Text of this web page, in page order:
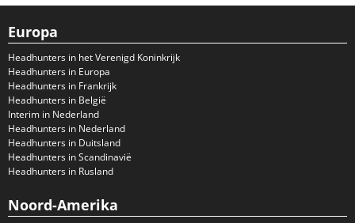
Europa
Headhunters in het Verenigd Koninkrijk
Headhunters in Europa
Headhunters in Frankrijk
Headhunters in België
Interim in Nederland
Headhunters in Nederland
Headhunters in Duitsland
Headhunters in Scandinavië
Headhunters in Rusland
Noord-Amerika